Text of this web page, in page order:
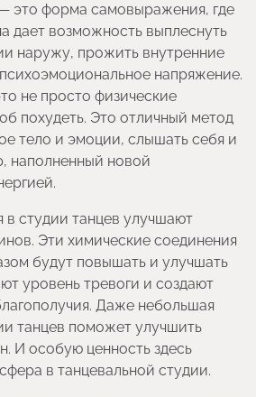
это форма самовыражения, где
дает возможность выплеснуть
наружу, прожить внутренние
напряжение.
не просто физические
похудеть. Это отличный метод
тело и эмоции, слышать себя и
наполненный новой
в студии танцев улучшают
Эти химические соединения
будут повышать и улучшать
уровень тревоги и создают
Даже небольшая
танцев поможет улучшить
И особую ценность здесь
в танцевальной студии.